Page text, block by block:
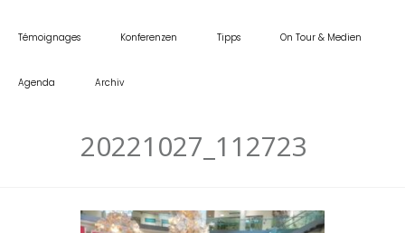
Témoignages Konferenzen Tipps On Tour & Medien
Agenda Archiv
20221027_112723